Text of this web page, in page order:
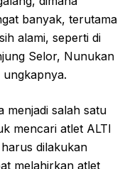
banyak, terutama
alami, seperti di
Selor, Nunukan
ungkapnya.
menjadi salah satu
mencari atlet ALTI
dilakukan
melahirkan atlet